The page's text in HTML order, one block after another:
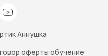
Аннушка
оферты обучение